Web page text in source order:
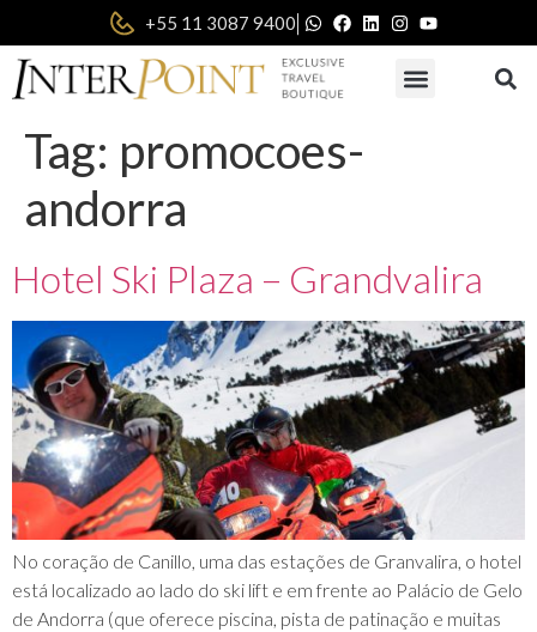
+55 11 3087 9400|
Tag: promocoes-
andorra
Hotel Ski Plaza – Grandvalira
No coração de Canillo, uma das estações de Granvalira, o hotel
está localizado ao lado do ski lift e em frente ao Palácio de Gelo
de Andorra (que oferece piscina, pista de patinação e muitas